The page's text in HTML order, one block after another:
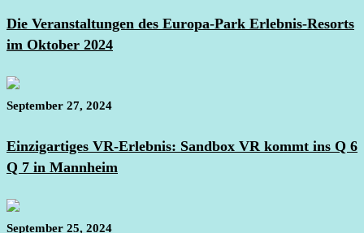
Die Veranstaltungen des Europa-Park Erlebnis-Resorts
im Oktober 2024
September 27, 2024
Einzigartiges VR-Erlebnis: Sandbox VR kommt ins Q 6
Q 7 in Mannheim
September 25, 2024